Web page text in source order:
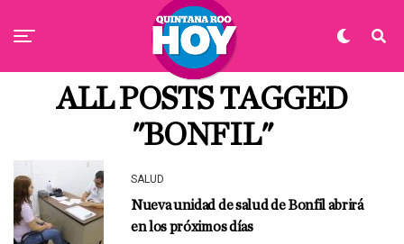
ALL POSTS TAGGED
"BONFIL"
SALUD
Nueva unidad de salud de Bonfil abrirá
en los próximos días